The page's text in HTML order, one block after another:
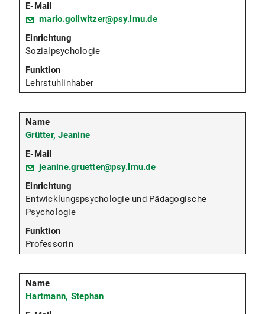
mario.gollwitzer@psy.lmu.de
Sozialpsychologie
Lehrstuhlinhaber
Grütter, Jeanine
jeanine.gruetter@psy.lmu.de
Entwicklungspsychologie und Pädagogische
Psychologie
Professorin
Hartmann, Stephan